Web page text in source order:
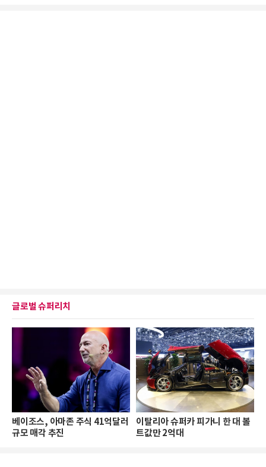
글로벌 슈퍼리치
베이조스, 아마존 주식 41억달러
규모 매각 추진
이탈리아 슈퍼카 피가니 한 대 볼
트값만 2억대